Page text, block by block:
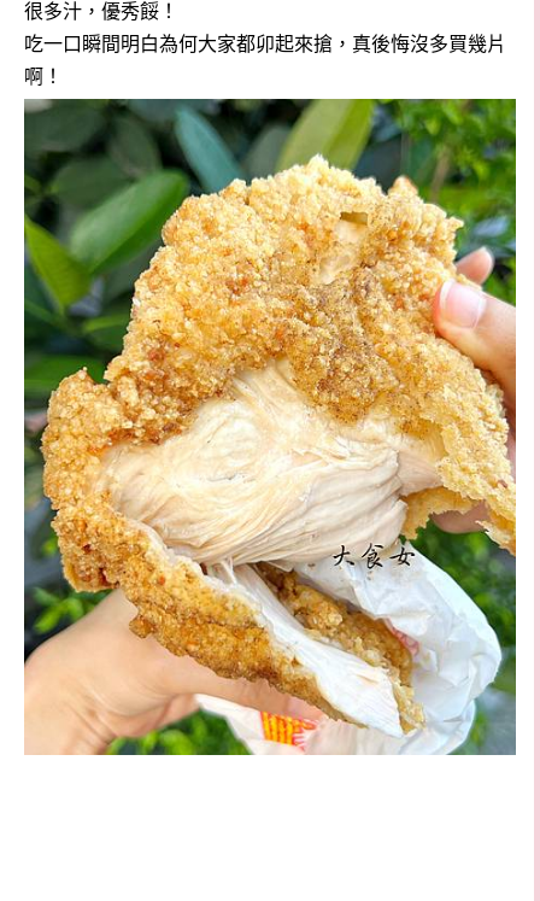
很多汁，優秀餒！
吃一口瞬間明白為何大家都卯起來搶，真後悔沒多買幾片
啊！